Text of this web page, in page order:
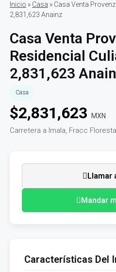
Inicio » Casa » Casa Venta
2,831,623 Anainz
Casa Venta
Residencial
2,831,623
Casa
$2,831,623 MXN
Carretera a Imala, Fracc
Llamar
Mandar
Características Del